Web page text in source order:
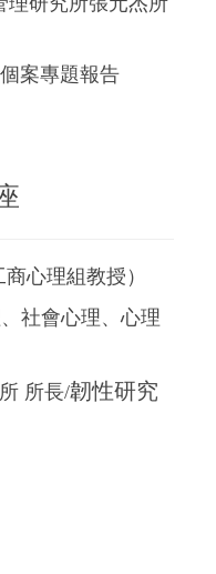
題報告
心理組教授）
社會心理、心理
所長/韌性研究